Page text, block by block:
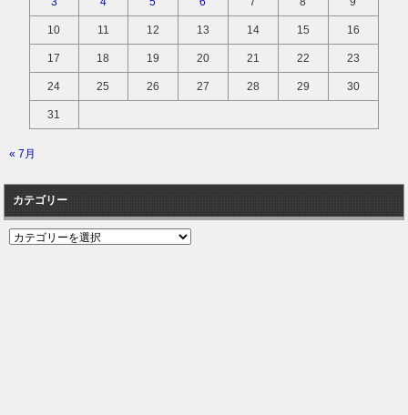
10 11 12 13 14 15 16
17 18 19 20 21 22 23
24 25 26 27 28 29 30
31
« 7月
カテゴリー
カ